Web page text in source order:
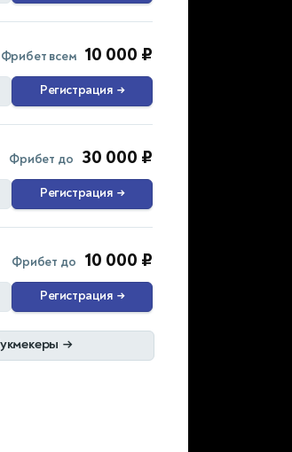
Фрибет всем 10 000 ₽
Регистрация →
Фрибет до 30 000 ₽
Регистрация →
Фрибет до 10 000 ₽
Регистрация →
→